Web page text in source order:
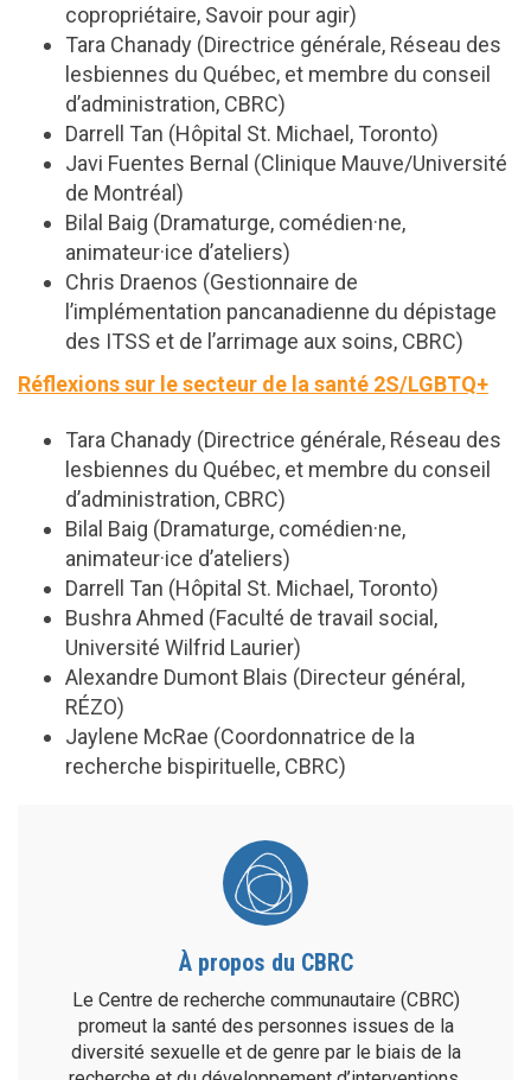
copropriétaire, Savoir pour agir)
Tara Chanady (Directrice générale, Réseau des
lesbiennes du Québec, et membre du conseil
d’administration, CBRC)
Darrell Tan (Hôpital St. Michael, Toronto)
Javi Fuentes Bernal (Clinique Mauve/Université
de Montréal)
Bilal Baig (Dramaturge, comédien·ne,
animateur·ice d’ateliers)
Chris Draenos (Gestionnaire de
l’implémentation pancanadienne du dépistage
des ITSS et de l’arrimage aux soins, CBRC)
Réflexions sur le secteur de la santé 2S/LGBTQ+
Tara Chanady (Directrice générale, Réseau des
lesbiennes du Québec, et membre du conseil
d’administration, CBRC)
Bilal Baig (Dramaturge, comédien·ne,
animateur·ice d’ateliers)
Darrell Tan (Hôpital St. Michael, Toronto)
Bushra Ahmed (Faculté de travail social,
Université Wilfrid Laurier)
Alexandre Dumont Blais (Directeur général,
RÉZO)
Jaylene McRae (Coordonnatrice de la
recherche bispirituelle, CBRC)
À propos du CBRC
Le Centre de recherche communautaire (CBRC)
promeut la santé des personnes issues de la
diversité sexuelle et de genre par le biais de la